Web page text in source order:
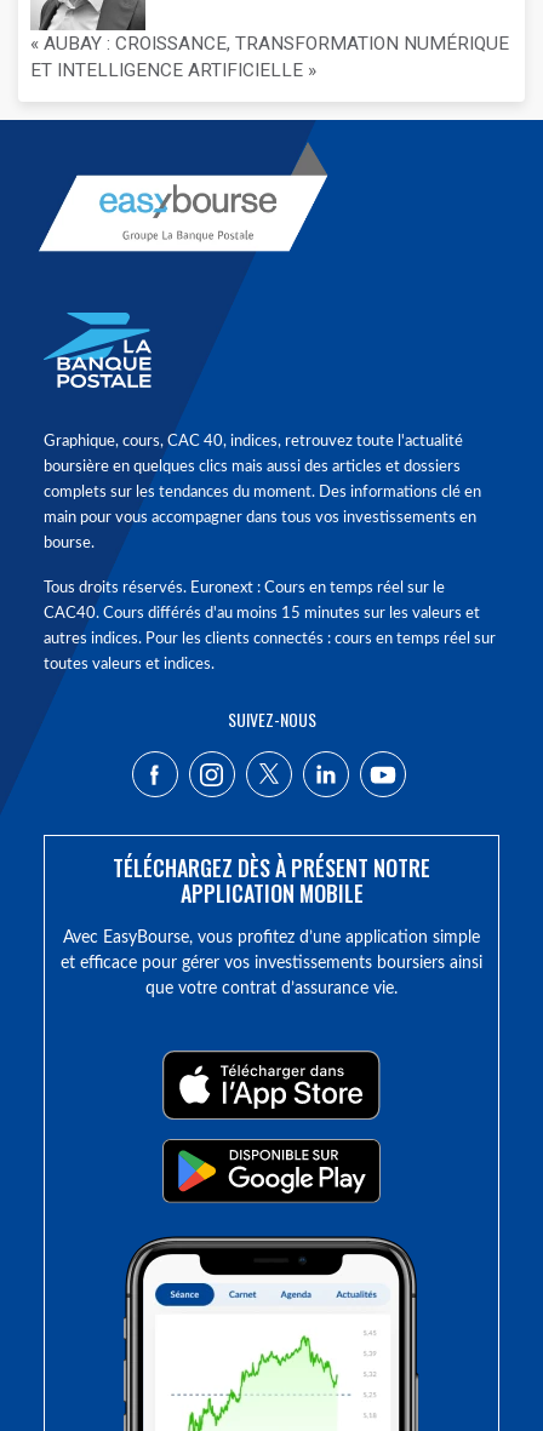
« AUBAY : CROISSANCE, TRANSFORMATION NUMÉRIQUE
ET INTELLIGENCE ARTIFICIELLE »
Graphique, cours, CAC 40, indices, retrouvez toute l'actualité
boursière en quelques clics mais aussi des articles et dossiers
complets sur les tendances du moment. Des informations clé en
main pour vous accompagner dans tous vos investissements en
bourse.
Tous droits réservés. Euronext : Cours en temps réel sur le
CAC40. Cours différés d'au moins 15 minutes sur les valeurs et
autres indices. Pour les clients connectés : cours en temps réel sur
toutes valeurs et indices.
SUIVEZ-NOUS
TÉLÉCHARGEZ DÈS À PRÉSENT NOTRE
APPLICATION MOBILE
Avec EasyBourse, vous profitez d’une application simple
et efficace pour gérer vos investissements boursiers ainsi
que votre contrat d’assurance vie.